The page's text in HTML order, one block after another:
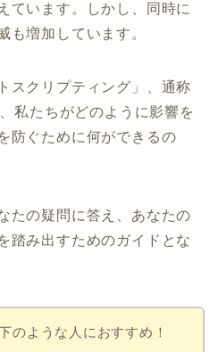
ています。しかし、同時に
も増加しています。
スクリプティング」、通称
私たちがどのように影響を
防ぐために何ができるの
たの疑問に答え、あなたの
踏み出すためのガイドとな
のような人におすすめ！